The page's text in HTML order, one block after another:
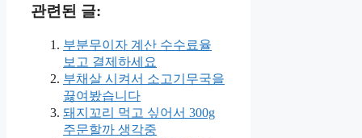
관련된 글:
부분무이자 계산 수수료율
보고 결제하세요
부채살 시켜서 소고기무국을
끓여봤습니다
돼지꼬리 먹고 싶어서 300g
주문할까 생각중